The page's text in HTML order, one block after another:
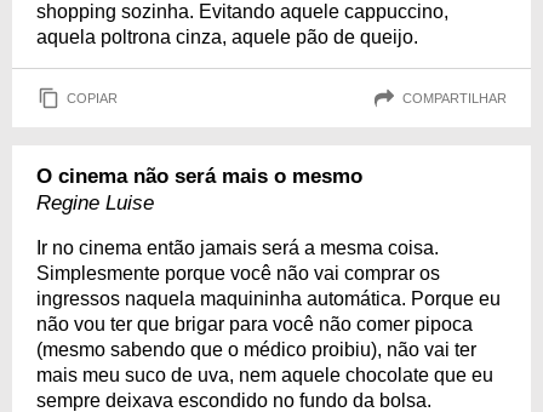
shopping sozinha. Evitando aquele cappuccino,
aquela poltrona cinza, aquele pão de queijo.
COPIAR COMPARTILHAR
O cinema não será mais o mesmo
Regine Luise
Ir no cinema então jamais será a mesma coisa.
Simplesmente porque você não vai comprar os
ingressos naquela maquininha automática. Porque eu
não vou ter que brigar para você não comer pipoca
(mesmo sabendo que o médico proibiu), não vai ter
mais meu suco de uva, nem aquele chocolate que eu
sempre deixava escondido no fundo da bolsa.